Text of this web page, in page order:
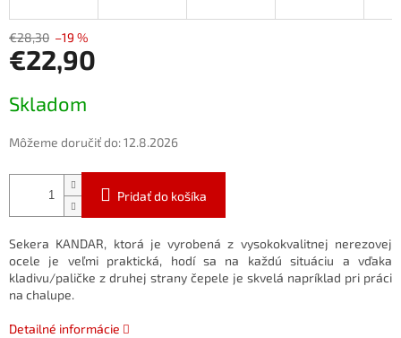
€28,30 –19 %
€22,90
cena:
Skladom
Môžeme doručiť do:12.8.2026
Pridať do košíka
Sekera KANDAR, ktorá je vyrobená z vysokokvalitnej nerezovej
ocele je veľmi praktická, hodí sa na každú situáciu a vďaka
kladivu/paličke z druhej strany čepele je skvelá napríklad pri práci
na chalupe.
Detailné informácie